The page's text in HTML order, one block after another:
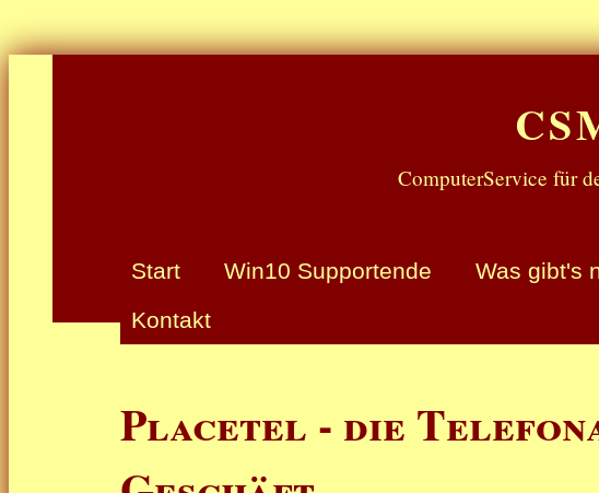
ComputerService für
Start Win10 Supportende Was gibt's
Kontakt
Placetel - die